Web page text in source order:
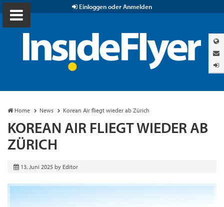
Einloggen oder Anmelden
Home News Korean Air fliegt wieder ab Zürich
KOREAN AIR FLIEGT WIEDER AB
ZÜRICH
13. Juni 2025 by Editor